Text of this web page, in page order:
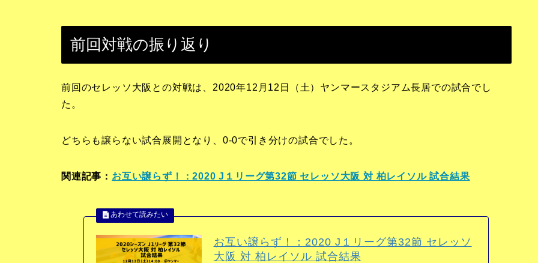
前回対戦の振り返り
前回のセレッソ大阪との対戦は、2020年12月12日（土）ヤンマースタジアム長居での試合でし
た。
どちらも譲らない試合展開となり、0-0で引き分けの試合でした。
関連記事： お互い譲らず！：2020 J１リーグ第32節 セレッソ大阪 対 柏レイソル 試合結果
お互い譲らず！：2020 J１リーグ第32節 セレッソ
大阪 対 柏レイソル 試合結果